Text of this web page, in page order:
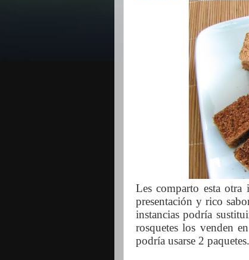
Les comparto esta otra
presentación y rico
instancias podría
rosquetes los venden
podría usarse 2 paquetes.